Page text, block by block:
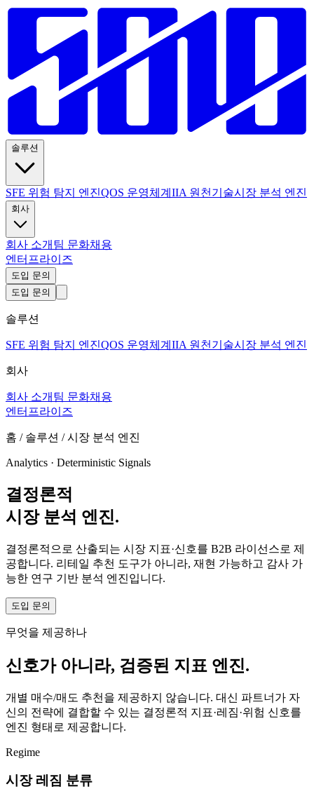
솔루션
SFE 위험 탐지 엔진QOS 운영체계 IIA 원천기술시장 분석 엔진
회사
회사 소개 팀 문화채용
엔터프라이즈
도입 문의
도입 문의
솔루션
SFE 위험 탐지 엔진QOS 운영체계 IIA 원천기술시장 분석 엔진
회사
회사 소개 팀 문화채용
엔터프라이즈
홈 / 솔루션 / 시장 분석 엔진
Analytics · Deterministic Signals
결정론적
시장 분석 엔진.
결정론적으로 산출되는 시장 지표·신호를 B2B 라이선스로 제
공합니다. 리테일 추천 도구가 아니라, 재현 가능하고 감사 가
능한 연구 기반 분석 엔진입니다.
도입 문의
무엇을 제공하나
신호가 아니라, 검증된 지표 엔진.
개별 매수/매도 추천을 제공하지 않습니다. 대신 파트너가 자
신의 전략에 결합할 수 있는 결정론적 지표·레짐·위험 신호를
엔진 형태로 제공합니다.
Regime
시장 레짐 분류